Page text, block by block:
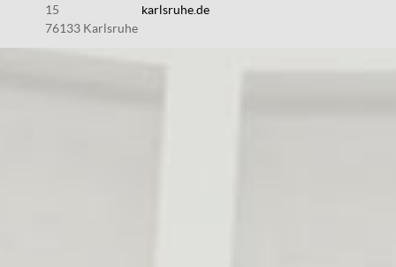
15
76133 Karlsruhe
karlsruhe.de